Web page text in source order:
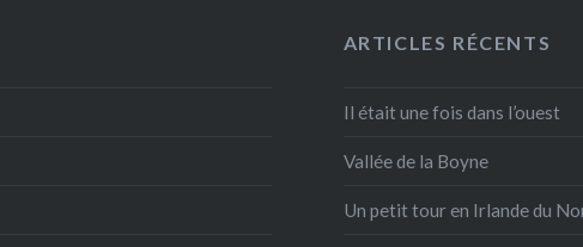
ARTICLES RÉCENTS
Il était une fois dans l’ouest
Vallée de la Boyne
Un petit tour en Irlande du